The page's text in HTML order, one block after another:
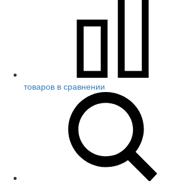
товаров в сравнении